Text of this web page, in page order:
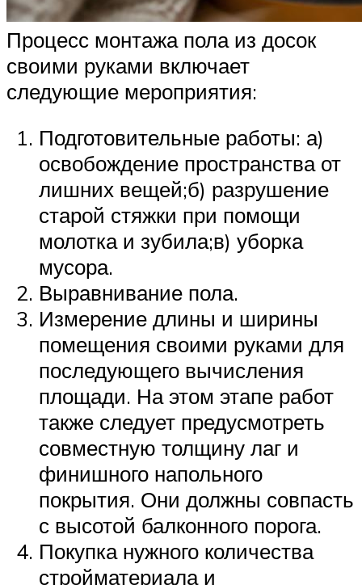
Процесс монтажа пола из досок
своими руками включает
следующие мероприятия:
Подготовительные работы: а)
освобождение пространства от
лишних вещей;б) разрушение
старой стяжки при помощи
молотка и зубила;в) уборка
мусора.
Выравнивание пола.
Измерение длины и ширины
помещения своими руками для
последующего вычисления
площади. На этом этапе работ
также следует предусмотреть
совместную толщину лаг и
финишного напольного
покрытия. Они должны совпасть
с высотой балконного порога.
Покупка нужного количества
стройматериала и